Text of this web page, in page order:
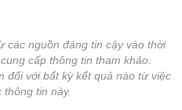
các nguồn đáng tin cậy vào thời
cấp thông tin tham khảo.
đối với bất kỳ kết quả nào từ việc
thông tin này.